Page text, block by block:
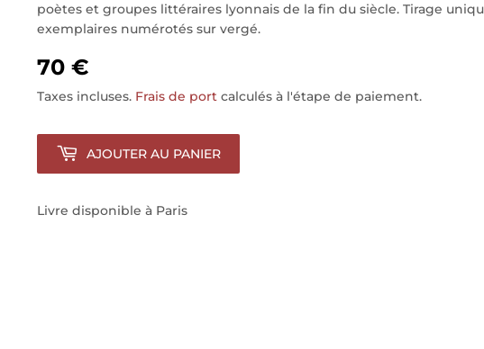
poètes et groupes littéraires lyonnais de la fin du siècle. Tirage
exemplaires numérotés sur vergé.
70 €
Taxes incluses. Frais de port calculés à l'étape de paiement.
AJOUTER AU PANIER
Livre disponible à Paris